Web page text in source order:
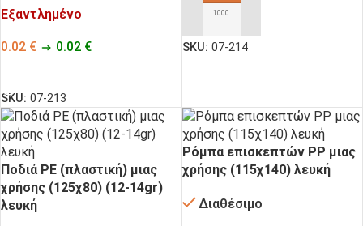
Εξαντλημένο
0.02 € 0.02 €
SKU: 07-213
SKU: 07-214
Ποδιά PE (πλαστική) μιας
χρήσης (125χ80) (12-14gr)
λευκή
Ρόμπα επισκεπτών PΡ μιας
χρήσης (115χ140) λευκή
Διαθέσιμο